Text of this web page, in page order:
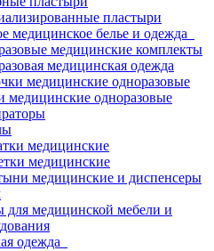
пластыри
медицинское белье и одежда
медицинские комплекты
медицинская одежда
медицинские одноразовые
медицинские одноразовые
медицинские
медицинские
медицинские и диспенсеры
для медицинской мебели и
одежда